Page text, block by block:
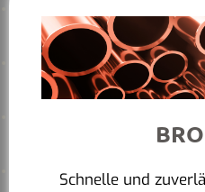
Schnelle und